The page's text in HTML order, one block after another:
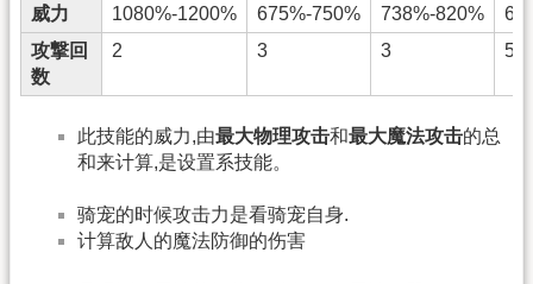
威力 1080%-1200% 675%-750% 738%-820%
攻撃回
数
2 3 3 5
此技能的威力,由最大物理攻击和最大魔法攻击的总
和来计算,是设置系技能。
骑宠的时候攻击力是看骑宠自身.
计算敌人的魔法防御的伤害